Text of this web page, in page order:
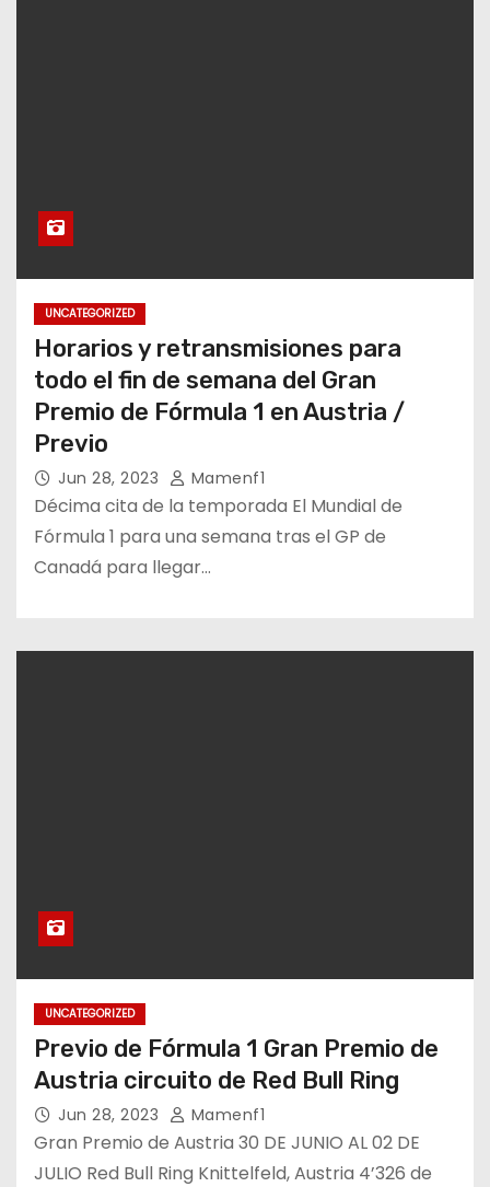
UNCATEGORIZED
Horarios y retransmisiones para
todo el fin de semana del Gran
Premio de Fórmula 1 en Austria /
Previo
Jun 28, 2023 Mamenf1
Décima cita de la temporada El Mundial de
Fórmula 1 para una semana tras el GP de
Canadá para llegar…
UNCATEGORIZED
Previo de Fórmula 1 Gran Premio de
Austria circuito de Red Bull Ring
Jun 28, 2023 Mamenf1
Gran Premio de Austria 30 DE JUNIO AL 02 DE
JULIO Red Bull Ring Knittelfeld, Austria 4’326 de